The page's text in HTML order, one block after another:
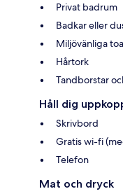
Privat badrum
Badkar eller
Miljövänliga
Hårtork
Tandborstar
Håll dig
Skrivbord
Gratis wi-fi
Telefon
Mat och dryck